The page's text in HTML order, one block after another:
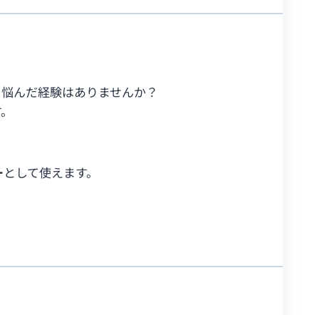
んだ経験はありませんか？
として使えます。